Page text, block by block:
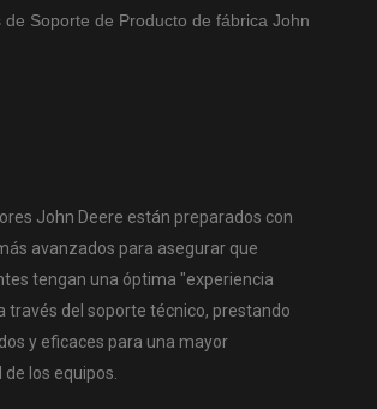
de Soporte de Producto de fábrica John
John Deere están preparados con
avanzados para asegurar que
tengan una óptima "experiencia
través del soporte técnico, prestando
y eficaces para una mayor
los equipos.